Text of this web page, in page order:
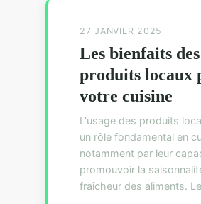
27 JANVIER 2025
Les bienfaits des
produits locaux
votre cuisine
L'usage des produits
un rôle fondamental en
notamment par leur
promouvoir la
fraîcheur des aliments.